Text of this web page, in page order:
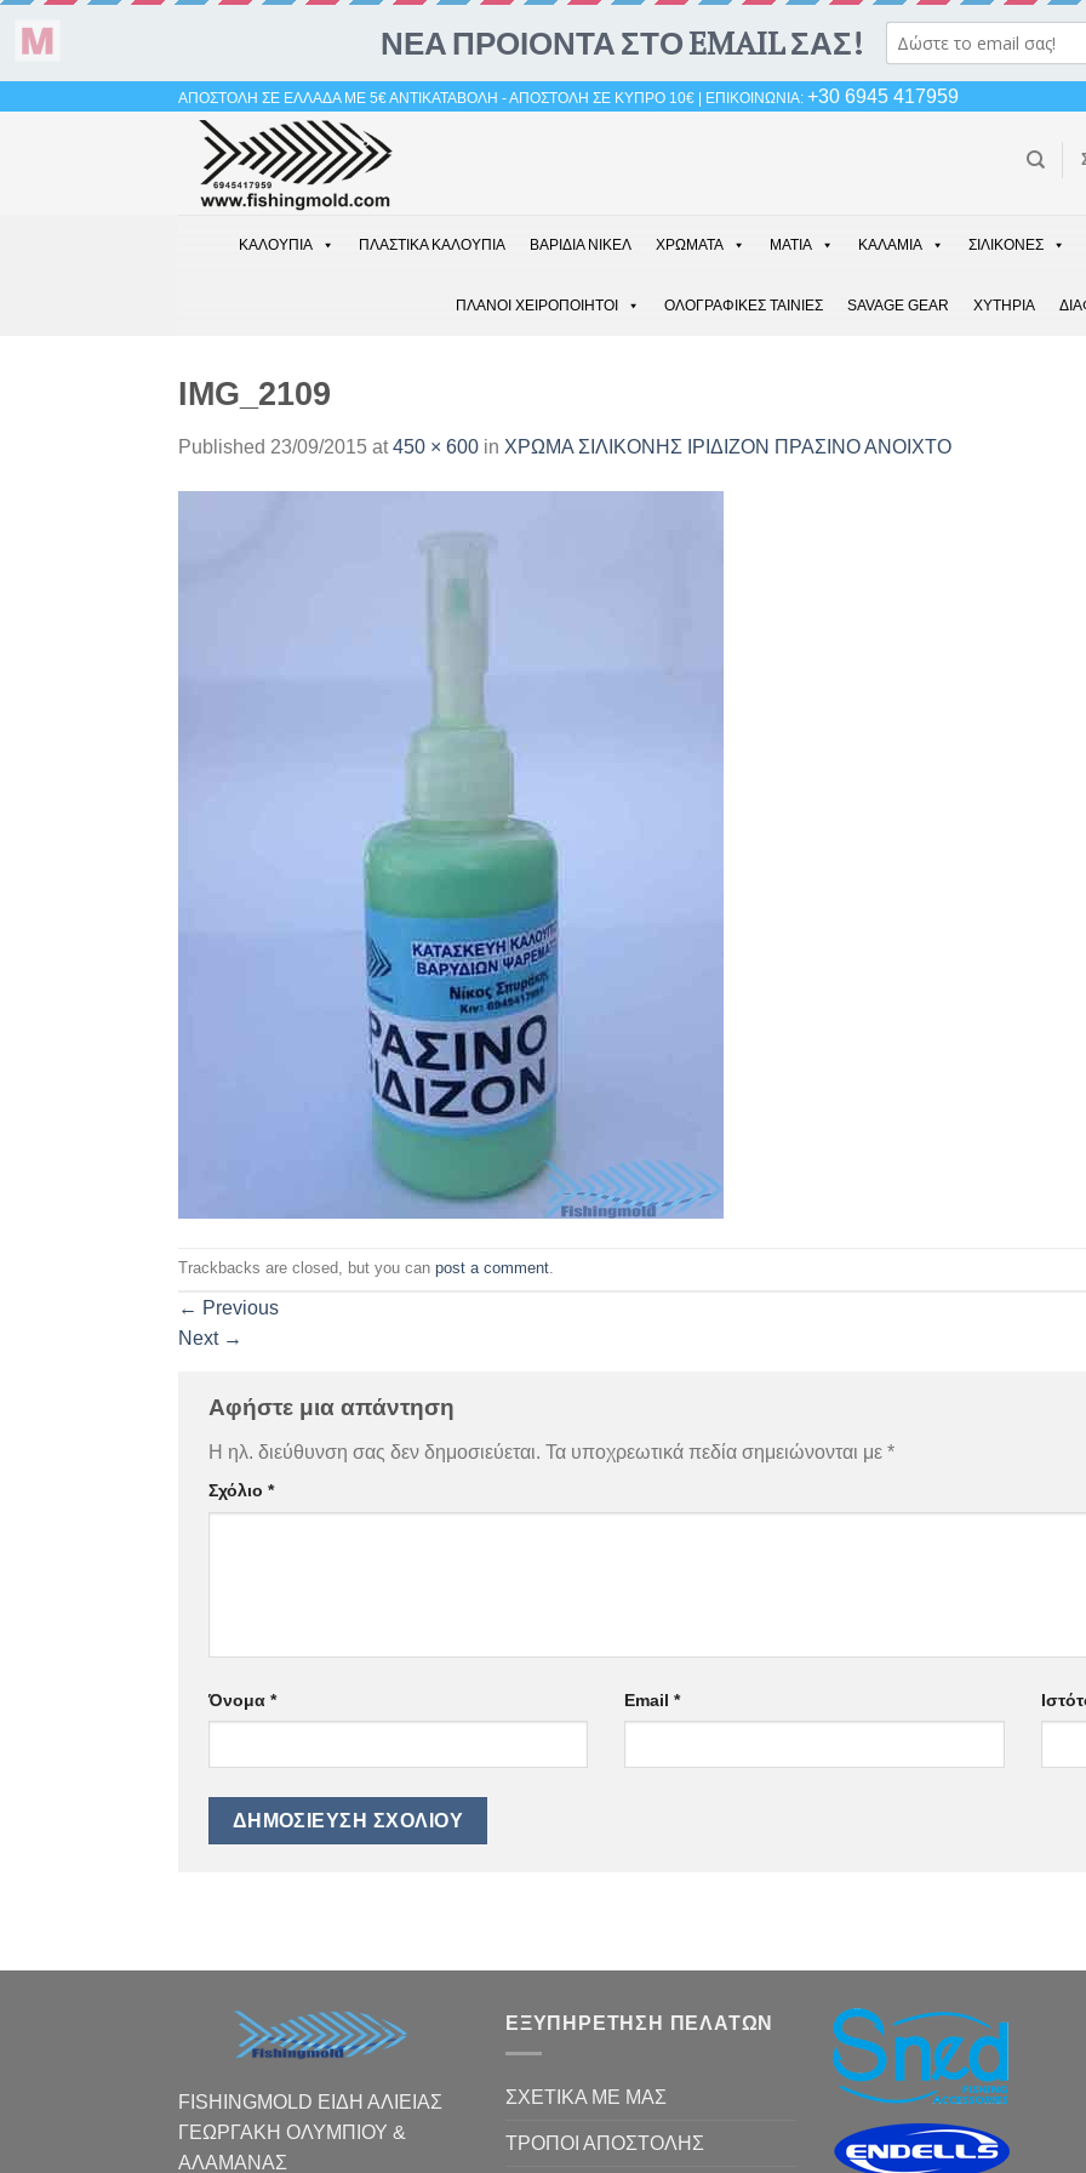
ΑΠΟΣΤΟΛΗ ΣΕ ΕΛΛΑΔΑ ΜΕ 5€ ΑΝΤΙΚΑΤΑΒΟΛΗ - ΑΠΟΣΤΟΛΗ ΣΕ ΚΥΠΡΟ 10€ | ΕΠΙΚΟΙΝΩΝΙΑ: +30 6945 417959
ΚΑΛΟΥΠΙΑ ΠΛΑΣΤΙΚΑ ΚΑΛΟΥΠΙΑ ΒΑΡΙΔΙΑ ΝΙΚΕΛ ΧΡΩΜΑΤΑ ΜΑΤΙΑ ΚΑΛΑΜΙΑ ΣΙΛΙΚΟΝΕΣ
ΠΛΑΝΟΙ ΧΕΙΡΟΠΟΙΗΤΟΙ ΟΛΟΓΡΑΦΙΚΕΣ ΤΑΙΝΙΕΣ SAVAGE GEAR ΧΥΤΗΡΙΑ
IMG_2109
Published 23/09/2015 at450 × 600 in ΧΡΩΜΑ ΣΙΛΙΚΟΝΗΣ ΙΡΙΔΙΖΟΝ ΠΡΑΣΙΝΟ ΑΝΟΙΧΤΟ
Trackbacks are closed, but you can post a comment
← Previous
Next →
Αφήστε μια απάντηση
Η ηλ. διεύθυνση σας δεν δημοσιεύεται. Τα υποχρεωτικά πεδία σημειώνονται με *
Σχόλιο *
Όνομα * Email*
FISHINGMOLD ΕΙΔΗ ΑΛΙΕΙΑΣ
ΓΕΩΡΓΑΚΗ ΟΛΥΜΠΙΟΥ &
ΑΛΑΜΑΝΑΣ
ΕΞΥΠΗΡΕΤΗΣΗ ΠΕΛΑΤΩΝ
ΣΧΕΤΙΚΑ ΜΕ ΜΑΣ
ΤΡΟΠΟΙ ΑΠΟΣΤΟΛΗΣ